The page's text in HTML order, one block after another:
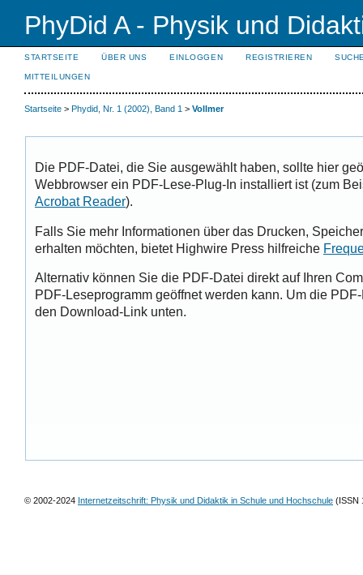
PhyDid A - Physik und
STARTSEITE ÜBER UNS EINLOGGEN REGISTRIEREN
MITTEILUNGEN
Startseite > Phydid, Nr. 1 (2002), Band 1 > Vollmer
Die PDF-Datei, die Sie ausgewählt haben, sollte hier
Webbrowser ein PDF-Lese-Plug-In installiert ist (zum
Acrobat Reader).
Falls Sie mehr Informationen über das Drucken,
erhalten möchten, bietet Highwire Press hilfreiche
Alternativ können Sie die PDF-Datei direkt auf Ihren
PDF-Leseprogramm geöffnet werden kann. Um die
den Download-Link unten.
© 2002-2024 Internetzeitschrift: Physik und Didaktik in Schule und Hochschule (ISSN